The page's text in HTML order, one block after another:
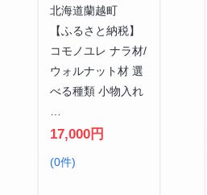
北海道蘭越町
【ふるさと納税】
コモノユレ ナラ材/
ウォルナット材 選
べる種類 小物入れ
17,000円
(0件)